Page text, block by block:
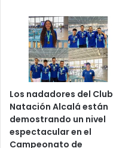
Los nadadores del Club
Natación Alcalá están
demostrando un nivel
espectacular en el
Campeonato de